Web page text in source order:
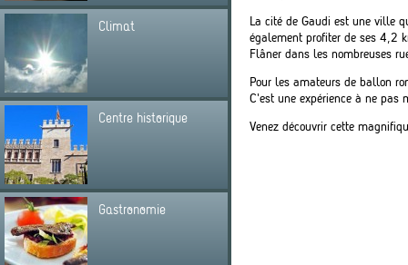
Climat
Centre historique
Gastronomie
La cité de Gaudi est une ville
également profiter de ses 4,2
Flâner dans les nombreuses
Pour les amateurs de ballon
C'est une expérience à ne pas
Venez découvrir cette